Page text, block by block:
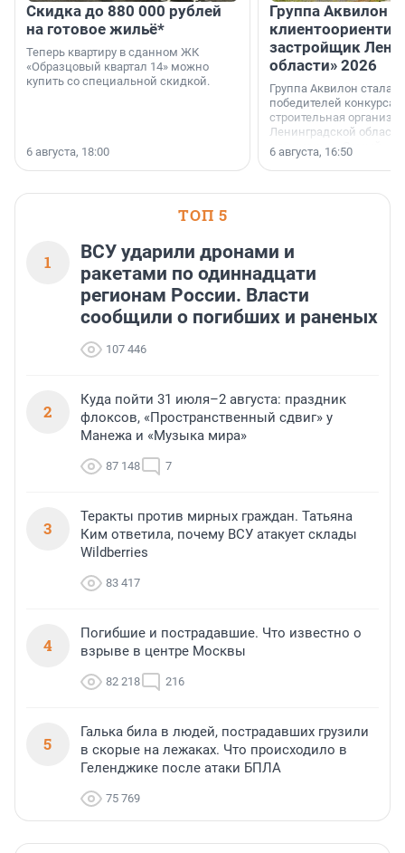
Скидка до 880 000 рублей
на готовое жильё*
Теперь квартиру в сданном ЖК
«Образцовый квартал 14» можно
купить со специальной скидкой.
6 августа, 18:00
Группа Аквилон
застройщик
области» 2026
Группа Аквилон стала
победителей конкурса
строительная
Ленинградской области
номинации «Самый
застройщик
6 августа, 16:50
ТОП 5
1
ВСУ ударили дронами и
ракетами по одиннадцати
регионам России. Власти
сообщили о погибших и раненых
107 446
2
Куда пойти 31 июля–2 августа: праздник
флоксов, «Пространственный сдвиг» у
Манежа и «Музыка мира»
87 148 7
3
Теракты против мирных граждан. Татьяна
Ким ответила, почему ВСУ атакует склады
Wildberries
83 417
4
Погибшие и пострадавшие. Что известно о
взрыве в центре Москвы
82 218 216
5
Галька била в людей, пострадавших грузили
в скорые на лежаках. Что происходило в
Геленджике после атаки БПЛА
75 769